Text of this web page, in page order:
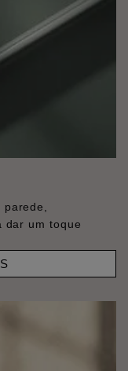
parede,
dar um toque